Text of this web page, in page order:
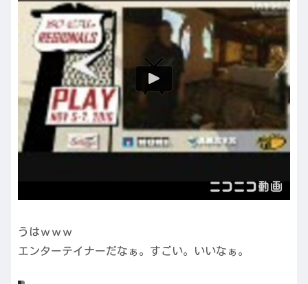
うはｗｗｗ
エンターテイナーだなぁ。すごい。いいなぁ。